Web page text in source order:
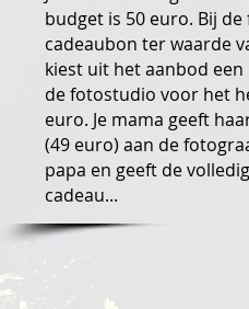
budget is 50 euro. Bij
cadeaubon ter waarde
kiest uit het aanbod
de fotostudio voor het
euro. Je mama geeft
(49 euro) aan de
papa en geeft de
cadeau...